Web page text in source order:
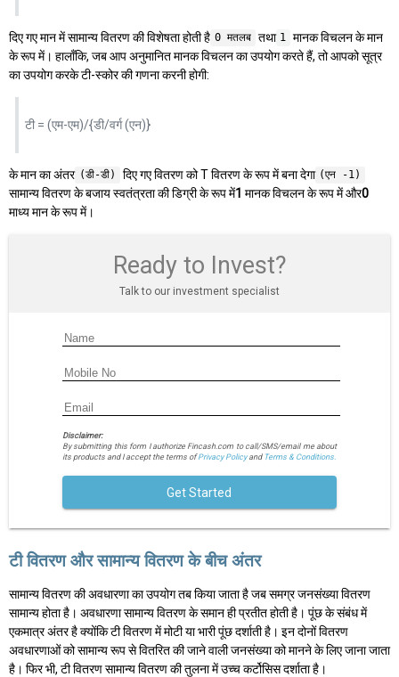
दिए गए मान में सामान्य वितरण की विशेषता होती है 0 मतलब तथा 1 मानक विचलन के मान
के रूप में। हालाँकि, जब आप अनुमानित मानक विचलन का उपयोग करते हैं, तो आपको सूत्र
का उपयोग करके टी-स्कोर की गणना करनी होगी:
टी = (एम-एम)/{डी/वर्ग (एन)}
के मान का अंतर (डी-डी) दिए गए वितरण को T वितरण के रूप में बना देगा (एन -1)
सामान्य वितरण के बजाय स्वतंत्रता की डिग्री के रूप में1 मानक विचलन के रूप में और0
माध्य मान के रूप में।
Ready to Invest?
Talk to our investment specialist
Disclaimer:
By submitting this form I authorize Fincash.com to call/SMS/email me about
its products and I accept the terms ofPrivacy Policyand Terms & Conditions.
Get Started
टी वितरण और सामान्य वितरण के बीच अंतर
सामान्य वितरण की अवधारणा का उपयोग तब किया जाता है जब समग्र जनसंख्या वितरण
सामान्य होता है। अवधारणा सामान्य वितरण के समान ही प्रतीत होती है। पूंछ के संबंध में
एकमात्र अंतर है क्योंकि टी वितरण में मोटी या भारी पूंछ दर्शाती है। इन दोनों वितरण
अवधारणाओं को सामान्य रूप से वितरित की जाने वाली जनसंख्या को मानने के लिए जाना जाता
है। फिर भी, टी वितरण सामान्य वितरण की तुलना में उच्च कर्टोसिस दर्शाता है।